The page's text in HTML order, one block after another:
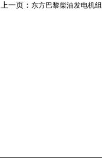
上一页： 东方巴黎柴油发电机组